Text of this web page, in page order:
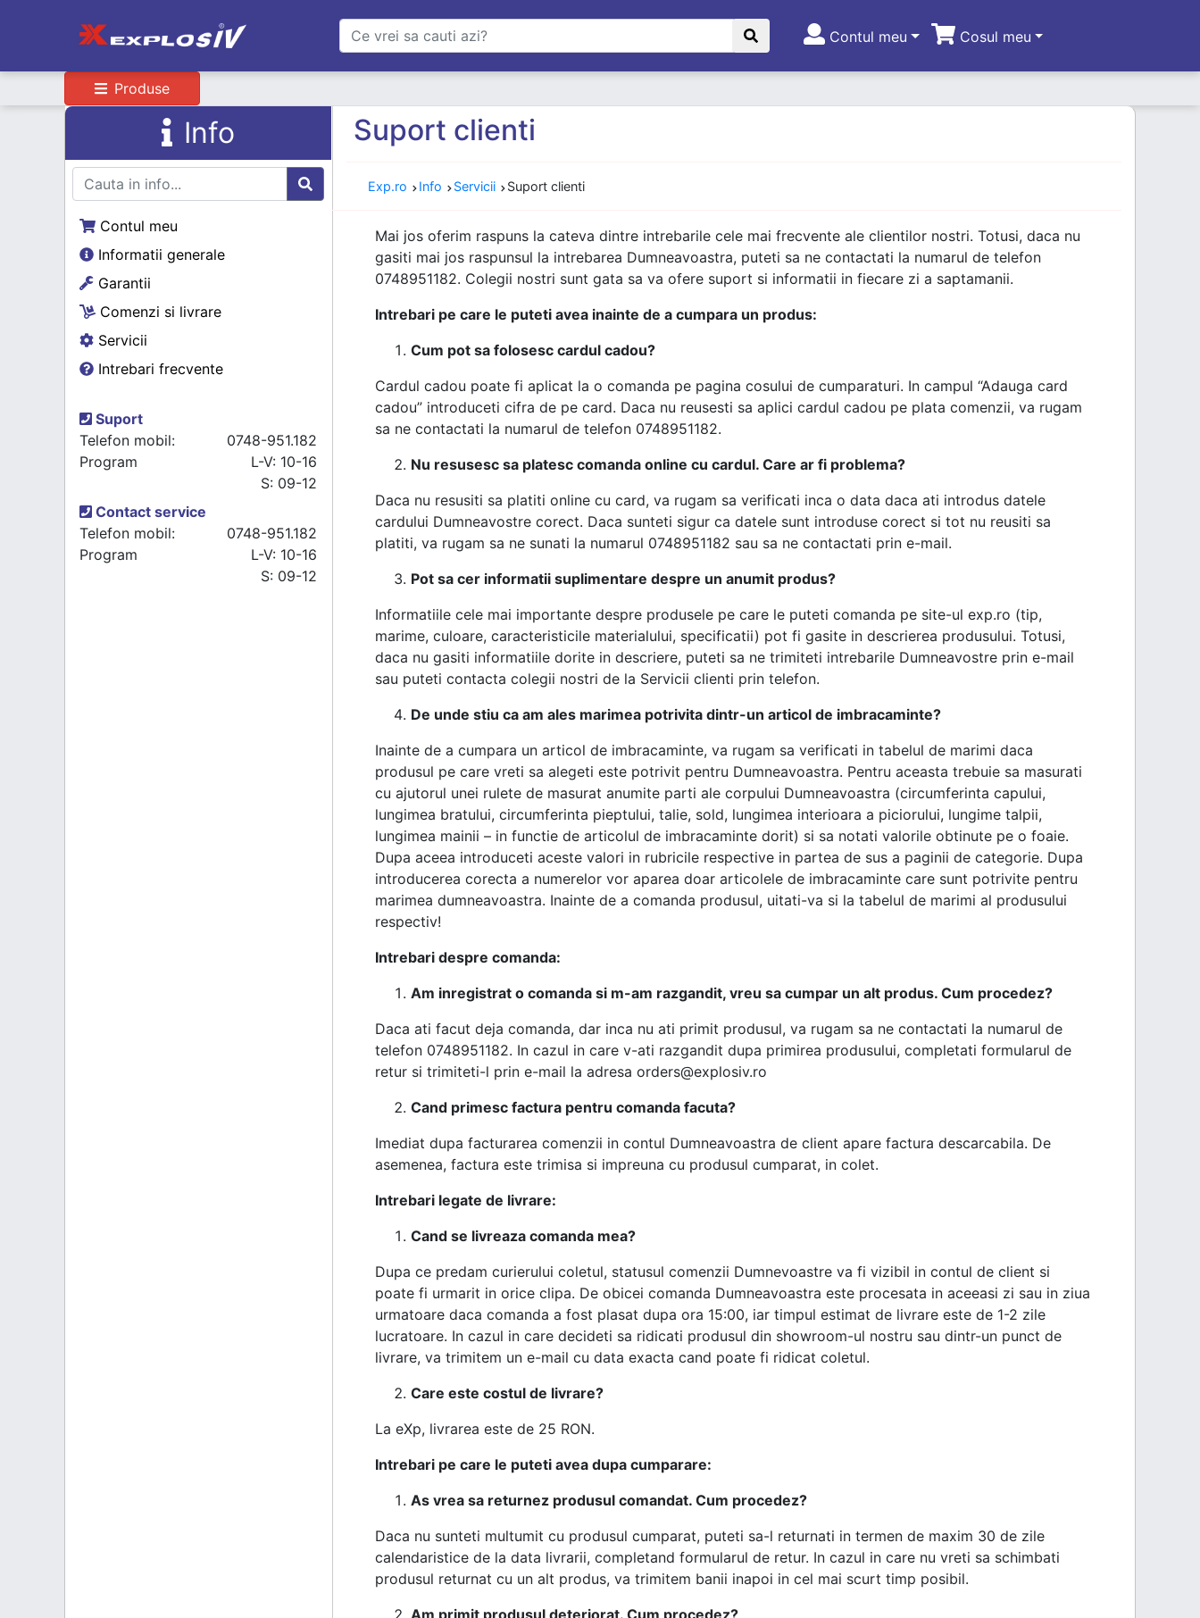
Contul meu Cosul meu
Produse
Info
Contul meu
Informatii generale
Garantii
Comenzi si livrare
Servicii
Intrebari frecvente
Suport
Telefon mobil:
0748-951.182
Program
L-V: 10-16
S: 09-12
Contact service
Telefon mobil:
0748-951.182
Program
L-V: 10-16
S: 09-12
Suport clienti
Exp.ro Info Servicii Suport clienti
Mai jos oferim raspuns la cateva dintre intrebarile cele mai frecvente ale clientilor nostri. Totusi, daca nu
gasiti mai jos raspunsul la intrebarea Dumneavoastra, puteti sa ne contactati la numarul de telefon
0748951182. Colegii nostri sunt gata sa va ofere suport si informatii in fiecare zi a saptamanii.
Intrebari pe care le puteti avea inainte de a cumpara un produs:
Cum pot sa folosesc cardul cadou?
Cardul cadou poate fi aplicat la o comanda pe pagina cosului de cumparaturi. In campul “Adauga card
cadou” introduceti cifra de pe card. Daca nu reusesti sa aplici cardul cadou pe plata comenzii, va rugam
sa ne contactati la numarul de telefon 0748951182.
Nu resusesc sa platesc comanda online cu cardul. Care ar fi problema?
Daca nu resusiti sa platiti online cu card, va rugam sa verificati inca o data daca ati introdus datele
cardului Dumneavostre corect. Daca sunteti sigur ca datele sunt introduse corect si tot nu reusiti sa
platiti, va rugam sa ne sunati la numarul 0748951182 sau sa ne contactati prin e-mail.
Pot sa cer informatii suplimentare despre un anumit produs?
Informatiile cele mai importante despre produsele pe care le puteti comanda pe site-ul exp.ro (tip,
marime, culoare, caracteristicile materialului, specificatii) pot fi gasite in descrierea produsului. Totusi,
daca nu gasiti informatiile dorite in descriere, puteti sa ne trimiteti intrebarile Dumneavostre prin e-mail
sau puteti contacta colegii nostri de la Servicii clienti prin telefon.
De unde stiu ca am ales marimea potrivita dintr-un articol de imbracaminte?
Inainte de a cumpara un articol de imbracaminte, va rugam sa verificati in tabelul de marimi daca
produsul pe care vreti sa alegeti este potrivit pentru Dumneavoastra. Pentru aceasta trebuie sa masurati
cu ajutorul unei rulete de masurat anumite parti ale corpului Dumneavoastra (circumferinta capului,
lungimea bratului, circumferinta pieptului, talie, sold, lungimea interioara a piciorului, lungime talpii,
lungimea mainii – in functie de articolul de imbracaminte dorit) si sa notati valorile obtinute pe o foaie.
Dupa aceea introduceti aceste valori in rubricile respective in partea de sus a paginii de categorie. Dupa
introducerea corecta a numerelor vor aparea doar articolele de imbracaminte care sunt potrivite pentru
marimea dumneavoastra. Inainte de a comanda produsul, uitati-va si la tabelul de marimi al produsului
respectiv!
Intrebari despre comanda:
Am inregistrat o comanda si m-am razgandit, vreu sa cumpar un alt produs. Cum procedez?
Daca ati facut deja comanda, dar inca nu ati primit produsul, va rugam sa ne contactati la numarul de
telefon 0748951182. In cazul in care v-ati razgandit dupa primirea produsului, completati formularul de
retur si trimiteti-l prin e-mail la adresa orders@explosiv.ro
Cand primesc factura pentru comanda facuta?
Imediat dupa facturarea comenzii in contul Dumneavoastra de client apare factura descarcabila. De
asemenea, factura este trimisa si impreuna cu produsul cumparat, in colet.
Intrebari legate de livrare:
Cand se livreaza comanda mea?
Dupa ce predam curierului coletul, statusul comenzii Dumnevoastre va fi vizibil in contul de client si
poate fi urmarit in orice clipa. De obicei comanda Dumneavoastra este procesata in aceeasi zi sau in ziua
urmatoare daca comanda a fost plasat dupa ora 15:00, iar timpul estimat de livrare este de 1-2 zile
lucratoare. In cazul in care decideti sa ridicati produsul din showroom-ul nostru sau dintr-un punct de
livrare, va trimitem un e-mail cu data exacta cand poate fi ridicat coletul.
Care este costul de livrare?
La eXp, livrarea este de 25 RON.
Intrebari pe care le puteti avea dupa cumparare:
As vrea sa returnez produsul comandat. Cum procedez?
Daca nu sunteti multumit cu produsul cumparat, puteti sa-l returnati in termen de maxim 30 de zile
calendaristice de la data livrarii, completand formularul de retur. In cazul in care nu vreti sa schimbati
produsul returnat cu un alt produs, va trimitem banii inapoi in cel mai scurt timp posibil.
Am primit produsul deteriorat. Cum procedez?